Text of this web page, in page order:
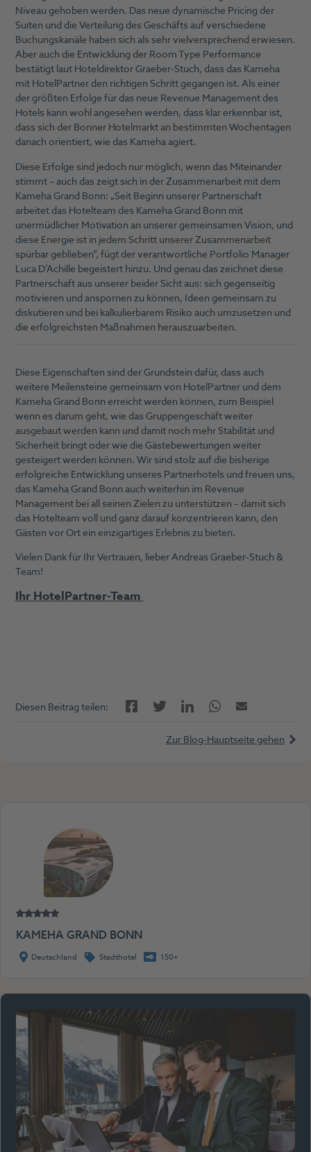
Niveau gehoben werden. Das neue dynamische Pricing der
Suiten und die Verteilung des Geschäfts auf verschiedene
Buchungskanäle haben sich als sehr vielversprechend erwiesen.
Aber auch die Entwicklung der Room Type Performance
bestätigt laut Hoteldirektor Graeber-Stuch, dass das Kameha
mit HotelPartner den richtigen Schritt gegangen ist. Als einer
der größten Erfolge für das neue Revenue Management des
Hotels kann wohl angesehen werden, dass klar erkennbar ist,
dass sich der Bonner Hotelmarkt an bestimmten Wochentagen
danach orientiert, wie das Kameha agiert.
Diese Erfolge sind jedoch nur möglich, wenn das Miteinander
stimmt – auch das zeigt sich in der Zusammenarbeit mit dem
Kameha Grand Bonn: „Seit Beginn unserer Partnerschaft
arbeitet das Hotelteam des Kameha Grand Bonn mit
unermüdlicher Motivation an unserer gemeinsamen Vision, und
diese Energie ist in jedem Schritt unserer Zusammenarbeit
spürbar geblieben“, fügt der verantwortliche Portfolio Manager
Luca D’Achille begeistert hinzu. Und genau das zeichnet diese
Partnerschaft aus unserer beider Sicht aus: sich gegenseitig
motivieren und anspornen zu können, Ideen gemeinsam zu
diskutieren und bei kalkulierbarem Risiko auch umzusetzen und
die erfolgreichsten Maßnahmen herauszuarbeiten.
Diese Eigenschaften sind der Grundstein dafür, dass auch
weitere Meilensteine gemeinsam von HotelPartner und dem
Kameha Grand Bonn erreicht werden können, zum Beispiel
wenn es darum geht, wie das Gruppengeschäft weiter
ausgebaut werden kann und damit noch mehr Stabilität und
Sicherheit bringt oder wie die Gästebewertungen weiter
gesteigert werden können. Wir sind stolz auf die bisherige
erfolgreiche Entwicklung unseres Partnerhotels und freuen uns,
das Kameha Grand Bonn auch weiterhin im Revenue
Management bei all seinen Zielen zu unterstützen – damit sich
das Hotelteam voll und ganz darauf konzentrieren kann, den
Gästen vor Ort ein einzigartiges Erlebnis zu bieten.
Vielen Dank für Ihr Vertrauen, lieber Andreas Graeber-Stuch &
Team!
Ihr HotelPartner-Team
Diesen Beitrag teilen: FacebookTwitterLinkedInTwitterE-Mail
Zur Blog-Hauptseite gehen
KAMEHA GRAND BONN
150+
Deutschland Stadthotel